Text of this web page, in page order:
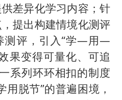
差异化学习内容；针
提出构建情境化测评
测评，引入“学—用—
果变得可量化、可追
系列环环相扣的制度
用脱节”的普遍困境，